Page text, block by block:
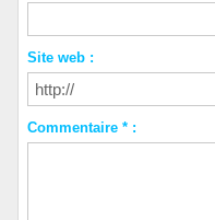
Site web :
Commentaire * :